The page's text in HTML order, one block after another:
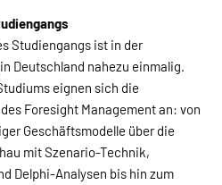
Studiengangs ist in der
Deutschland nahezu einmalig.
eignen sich die
Foresight Management an: von
Geschäftsmodelle über die
mit Szenario-Technik,
Delphi-Analysen bis hin zum